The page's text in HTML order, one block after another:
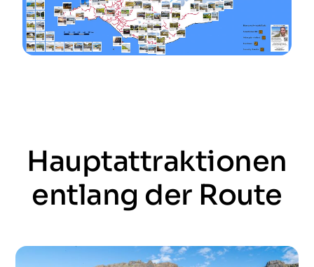
Hauptattraktionen
entlang der Route